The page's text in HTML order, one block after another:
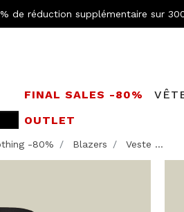
de réduction supplémentaire sur
FINAL SALES -80%
OUTLETRejoignez le
-80% Blazers Veste ...